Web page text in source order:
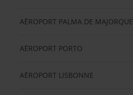
AÉROPORT PALMA DE MAJORQUE
AÉROPORT PORTO
AÉROPORT LISBONNE